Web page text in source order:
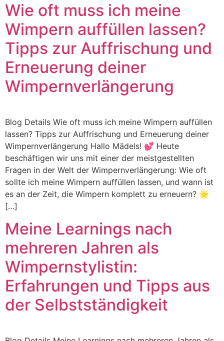
Wie oft muss ich meine
Wimpern auffüllen lassen?
Tipps zur Auffrischung und
Erneuerung deiner
Wimpernverlängerung
Blog Details Wie oft muss ich meine Wimpern auffüllen
lassen? Tipps zur Auffrischung und Erneuerung deiner
Wimpernverlängerung Hallo Mädels! 💕 Heute
beschäftigen wir uns mit einer der meistgestellten
Fragen in der Welt der Wimpernverlängerung: Wie oft
sollte ich meine Wimpern auffüllen lassen, und wann ist
es an der Zeit, die Wimpern komplett zu erneuern? 🌟
[…]
Meine Learnings nach
mehreren Jahren als
Wimpernstylistin:
Erfahrungen und Tipps aus
der Selbstständigkeit